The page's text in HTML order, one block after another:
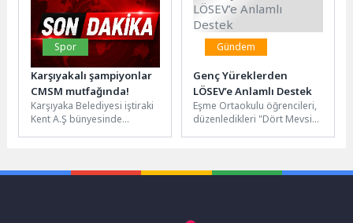
Spor
Karşıyakalı şampiyonlar
CMSM mutfağında!
Karşıyaka Belediyesi iştiraki
Kent A.Ş bünyesinde
olan...
Gündem
Genç Yüreklerden
LÖSEV’e Anlamlı Destek
Eşme Ortaokulu öğrencileri,
düzenledikleri "Dört Mevsim